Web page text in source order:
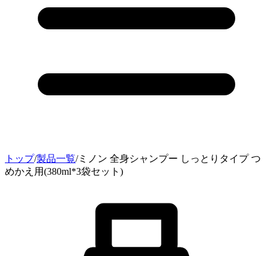
トップ/製品一覧/ミノン 全身シャンプー しっとりタイプ つ
めかえ用(380ml*3袋セット)